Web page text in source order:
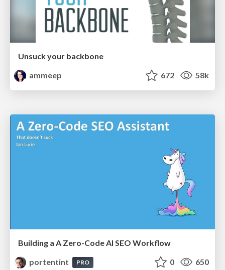
Unsuck your backbone
ammeep
672 58k
Building a A Zero-Code AI SEO Workflow
portentint
PRO 0 650